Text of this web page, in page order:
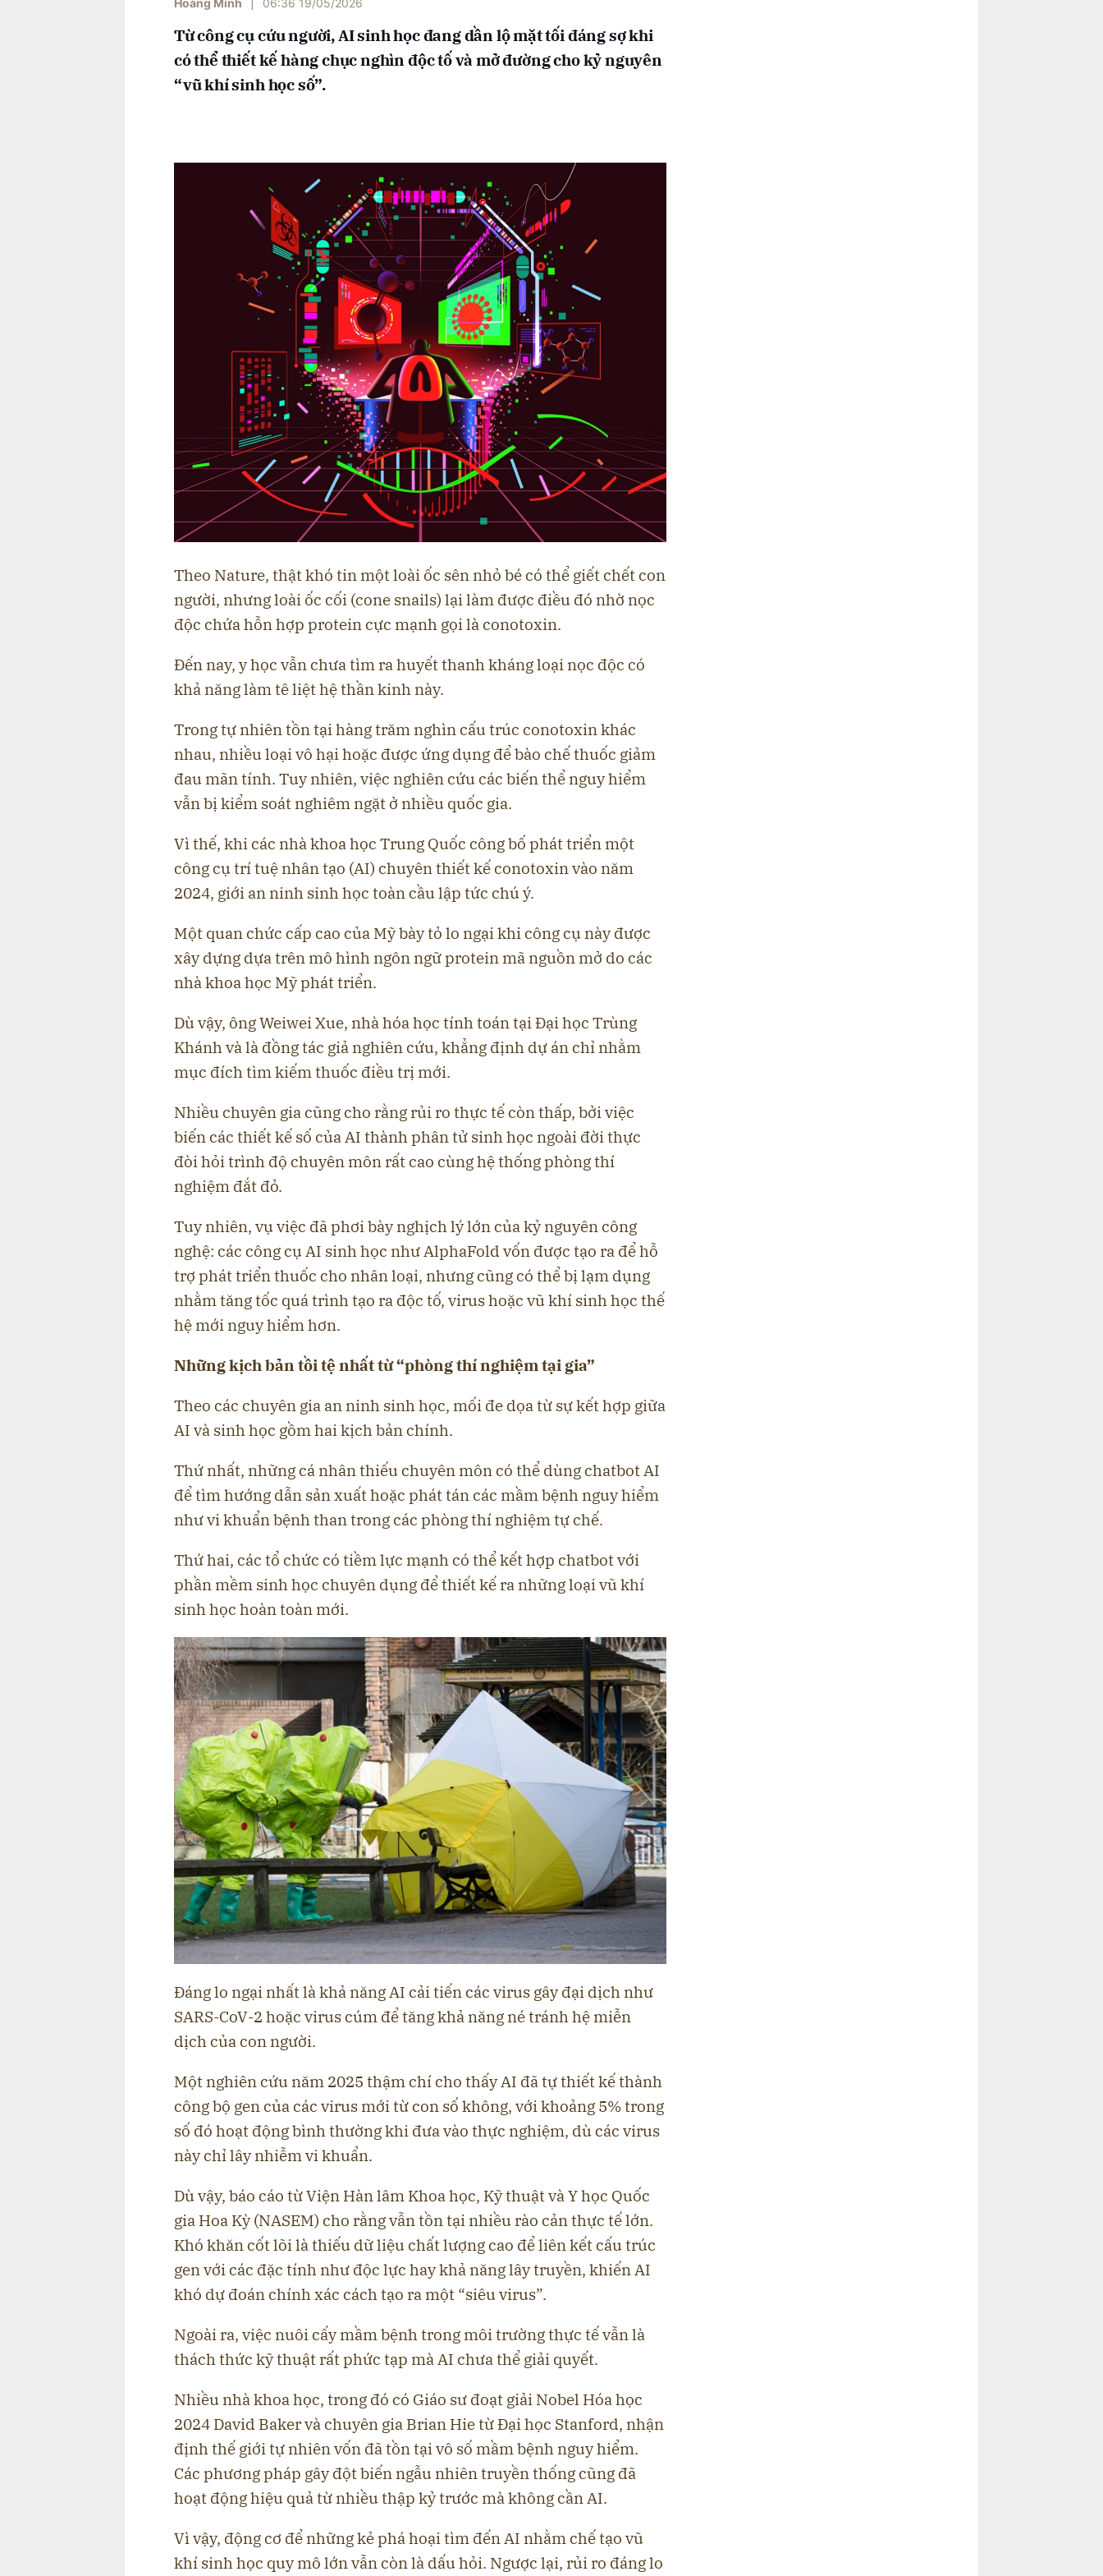
Hoàng Minh 06:36 19/05/2026
Từ công cụ cứu người, AI sinh học đang dần lộ mặt tối đáng sợ khi
có thể thiết kế hàng chục nghìn độc tố và mở đường cho kỷ nguyên
“vũ khí sinh học số”.
Theo Nature, thật khó tin một loài ốc sên nhỏ bé có thể giết chết con
người, nhưng loài ốc cối (cone snails) lại làm được điều đó nhờ nọc
độc chứa hỗn hợp protein cực mạnh gọi là conotoxin.
Đến nay, y học vẫn chưa tìm ra huyết thanh kháng loại nọc độc có
khả năng làm tê liệt hệ thần kinh này.
Trong tự nhiên tồn tại hàng trăm nghìn cấu trúc conotoxin khác
nhau, nhiều loại vô hại hoặc được ứng dụng để bào chế thuốc giảm
đau mãn tính. Tuy nhiên, việc nghiên cứu các biến thể nguy hiểm
vẫn bị kiểm soát nghiêm ngặt ở nhiều quốc gia.
Vì thế, khi các nhà khoa học Trung Quốc công bố phát triển một
công cụ trí tuệ nhân tạo (AI) chuyên thiết kế conotoxin vào năm
2024, giới an ninh sinh học toàn cầu lập tức chú ý.
Một quan chức cấp cao của Mỹ bày tỏ lo ngại khi công cụ này được
xây dựng dựa trên mô hình ngôn ngữ protein mã nguồn mở do các
nhà khoa học Mỹ phát triển.
Dù vậy, ông Weiwei Xue, nhà hóa học tính toán tại Đại học Trùng
Khánh và là đồng tác giả nghiên cứu, khẳng định dự án chỉ nhằm
mục đích tìm kiếm thuốc điều trị mới.
Nhiều chuyên gia cũng cho rằng rủi ro thực tế còn thấp, bởi việc
biến các thiết kế số của AI thành phân tử sinh học ngoài đời thực
đòi hỏi trình độ chuyên môn rất cao cùng hệ thống phòng thí
nghiệm đắt đỏ.
Tuy nhiên, vụ việc đã phơi bày nghịch lý lớn của kỷ nguyên công
nghệ: các công cụ AI sinh học như AlphaFold vốn được tạo ra để hỗ
trợ phát triển thuốc cho nhân loại, nhưng cũng có thể bị lạm dụng
nhằm tăng tốc quá trình tạo ra độc tố, virus hoặc vũ khí sinh học thế
hệ mới nguy hiểm hơn.
Những kịch bản tồi tệ nhất từ “phòng thí nghiệm tại gia”
Theo các chuyên gia an ninh sinh học, mối đe dọa từ sự kết hợp giữa
AI và sinh học gồm hai kịch bản chính.
Thứ nhất, những cá nhân thiếu chuyên môn có thể dùng chatbot AI
để tìm hướng dẫn sản xuất hoặc phát tán các mầm bệnh nguy hiểm
như vi khuẩn bệnh than trong các phòng thí nghiệm tự chế.
Thứ hai, các tổ chức có tiềm lực mạnh có thể kết hợp chatbot với
phần mềm sinh học chuyên dụng để thiết kế ra những loại vũ khí
sinh học hoàn toàn mới.
Đáng lo ngại nhất là khả năng AI cải tiến các virus gây đại dịch như
SARS-CoV-2 hoặc virus cúm để tăng khả năng né tránh hệ miễn
dịch của con người.
Một nghiên cứu năm 2025 thậm chí cho thấy AI đã tự thiết kế thành
công bộ gen của các virus mới từ con số không, với khoảng 5% trong
số đó hoạt động bình thường khi đưa vào thực nghiệm, dù các virus
này chỉ lây nhiễm vi khuẩn.
Dù vậy, báo cáo từ Viện Hàn lâm Khoa học, Kỹ thuật và Y học Quốc
gia Hoa Kỳ (NASEM) cho rằng vẫn tồn tại nhiều rào cản thực tế lớn.
Khó khăn cốt lõi là thiếu dữ liệu chất lượng cao để liên kết cấu trúc
gen với các đặc tính như độc lực hay khả năng lây truyền, khiến AI
khó dự đoán chính xác cách tạo ra một “siêu virus”.
Ngoài ra, việc nuôi cấy mầm bệnh trong môi trường thực tế vẫn là
thách thức kỹ thuật rất phức tạp mà AI chưa thể giải quyết.
Nhiều nhà khoa học, trong đó có Giáo sư đoạt giải Nobel Hóa học
2024 David Baker và chuyên gia Brian Hie từ Đại học Stanford, nhận
định thế giới tự nhiên vốn đã tồn tại vô số mầm bệnh nguy hiểm.
Các phương pháp gây đột biến ngẫu nhiên truyền thống cũng đã
hoạt động hiệu quả từ nhiều thập kỷ trước mà không cần AI.
Vì vậy, động cơ để những kẻ phá hoại tìm đến AI nhằm chế tạo vũ
khí sinh học quy mô lớn vẫn còn là dấu hỏi. Ngược lại, rủi ro đáng lo